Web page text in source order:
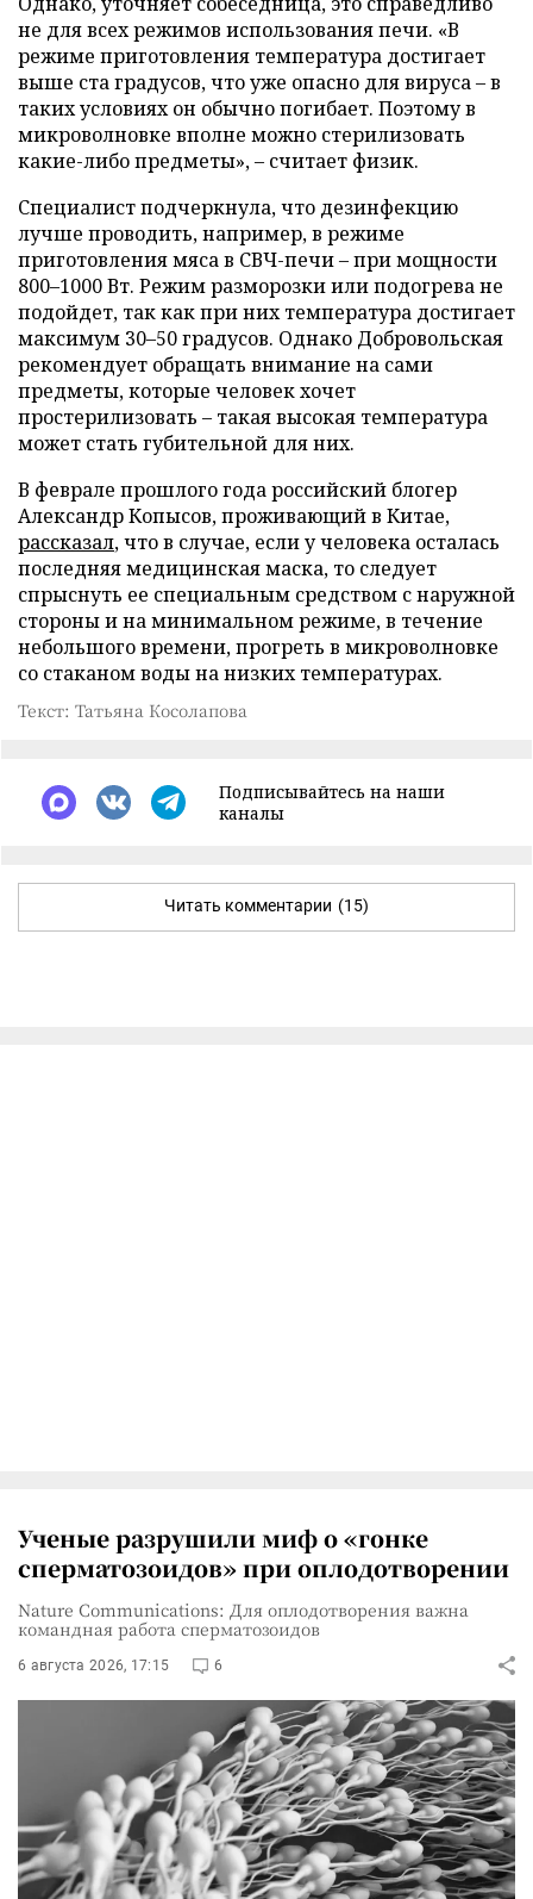
не для всех режимов использования печи. «В
режиме приготовления температура достигает
выше ста градусов, что уже опасно для вируса – в
таких условиях он обычно погибает. Поэтому в
микроволновке вполне можно стерилизовать
какие-либо предметы», – считает физик.
Специалист подчеркнула, что дезинфекцию
лучше проводить, например, в режиме
приготовления мяса в СВЧ-печи – при мощности
800–1000 Вт. Режим разморозки или подогрева не
подойдет, так как при них температура достигает
максимум 30–50 градусов. Однако Добровольская
рекомендует обращать внимание на сами
предметы, которые человек хочет
простерилизовать – такая высокая температура
может стать губительной для них.
В феврале прошлого года российский блогер
Александр Копысов, проживающий в Китае,
рассказал, что в случае, если у человека осталась
последняя медицинская маска, то следует
спрыснуть ее специальным средством с наружной
стороны и на минимальном режиме, в течение
небольшого времени, прогреть в микроволновке
со стаканом воды на низких температурах.
Текст: Татьяна Косолапова
Подписывайтесь на наши
каналы
Читать комментарии (15)
Ученые разрушили миф о «гонке
сперматозоидов» при оплодотворении
Nature Communications: Для оплодотворения важна
командная работа сперматозоидов
6 августа 2026, 17:15 6